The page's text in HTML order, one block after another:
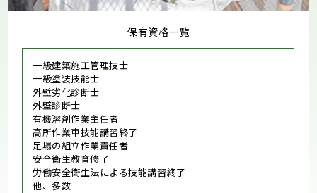
保有資格一覧
一級建築施工管理技士
一級塗装技能士
外壁劣化診断士
外壁診断士
有機溶剤作業主任者
高所作業車技能講習終了
足場の組立作業責任者
安全衛生教育修了
労働安全衛生法による技能講習終了
他、多数